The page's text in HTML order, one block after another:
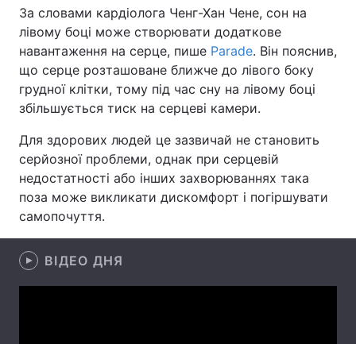
Спорт Наука
Зброя Інциденти
Туризм
Цікавинки Погода
Екологія Регіони
Лонгріди
Відео з Youtube Статті
За словами кардіолога Ченг-Хан Чене, сон на
лівому боці може створювати додаткове
навантаження на серце, пише Parade. Він пояснив,
що серце розташоване ближче до лівого боку
грудної клітки, тому під час сну на лівому боці
збільшується тиск на серцеві камери.
Для здорових людей це зазвичай не становить
серйозної проблеми, однак при серцевій
недостатності або інших захворюваннях така
поза може викликати дискомфорт і погіршувати
самопочуття.
ВІДЕО ДНЯ